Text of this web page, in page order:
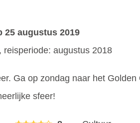
25 augustus 2019
reisperiode: augustus 2018
Ga op zondag naar het
sfeer!